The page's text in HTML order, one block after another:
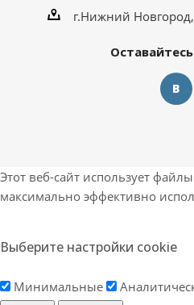
г.Нижний
Этот веб-сайт использует
максимально эффективно
Выберите настройки cookie
Минимальные